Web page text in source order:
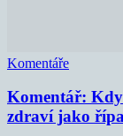
Komentáře
Komentář:
zdraví jako